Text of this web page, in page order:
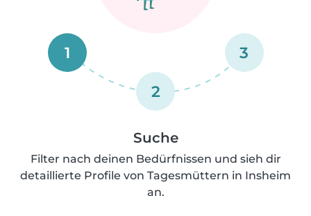
1
2
3
Suche
Filter nach deinen Bedürfnissen und sieh dir
detaillierte Profile von Tagesmüttern in Insheim
an.